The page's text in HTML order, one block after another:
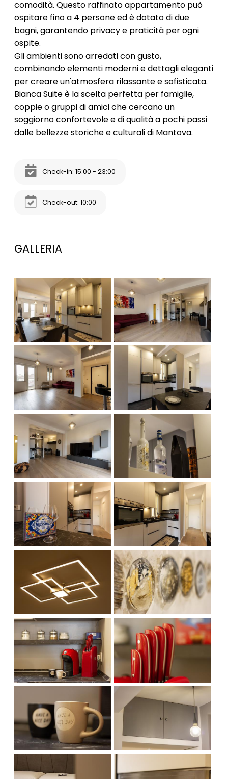
comodità. Questo raffinato appartamento può
ospitare fino a 4 persone ed è dotato di due
bagni, garantendo privacy e praticità per ogni
ospite.
Gli ambienti sono arredati con gusto,
combinando elementi moderni e dettagli eleganti
per creare un'atmosfera rilassante e sofisticata.
Bianca Suite è la scelta perfetta per famiglie,
coppie o gruppi di amici che cercano un
soggiorno confortevole e di qualità a pochi passi
dalle bellezze storiche e culturali di Mantova.
Check-in: 15:00 - 23:00
Check-out: 10:00
GALLERIA